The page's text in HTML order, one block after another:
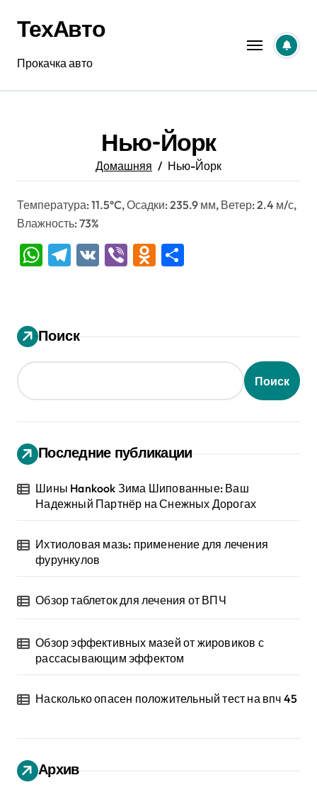
содержанию
ТехАвто
Прокачка авто
Нью-Йорк
Домашняя Нью-Йорк
Температура: 11.5°C, Осадки: 235.9 мм, Ветер: 2.4 м/с,
Влажность: 73%
WhatsApp
Telegram
VK ViberOdnoklassniki
Поиск
Поиск
Последние публикации
Шины Hankook Зима Шипованные: Ваш
Надежный Партнёр на Снежных Дорогах
Ихтиоловая мазь: применение для лечения
фурункулов
Обзор таблеток для лечения от ВПЧ
Обзор эффективных мазей от жировиков с
рассасывающим эффектом
Насколько опасен положительный тест на впч 45
Архив